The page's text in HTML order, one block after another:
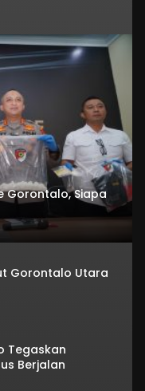
Gorontalo, Siapa
Gorontalo Utara
Tegaskan
Berjalan